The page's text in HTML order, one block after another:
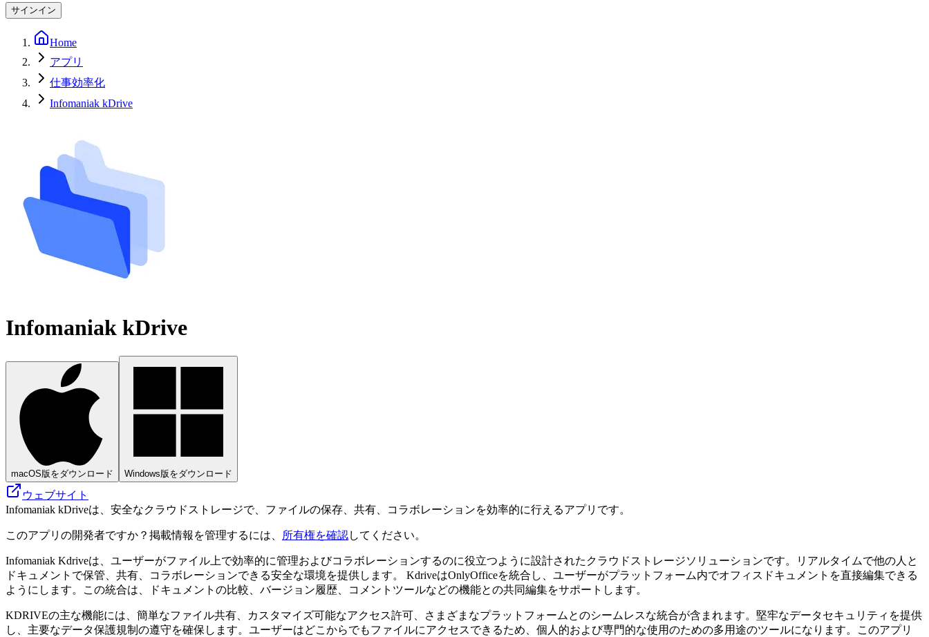
サインイン
Home
アプリ
仕事効率化
Infomaniak kDrive
Infomaniak kDrive
macOS版をダウンロード Windows版をダウンロード
ウェブサイト
Infomaniak kDriveは、安全なクラウドストレージで、ファイルの保存、共有、コラボレーションを効率的に行えるアプリです。
このアプリの開発者ですか？掲載情報を管理するには、 所有権を確認してください。
Infomaniak Kdriveは、ユーザーがファイル上で効率的に管理およびコラボレーションするのに役立つように設計されたクラウドストレージソリューションです。リアルタイムで他の人と
ドキュメントで保管、共有、コラボレーションできる安全な環境を提供します。 KdriveはOnlyOfficeを統合し、ユーザーがプラットフォーム内でオフィスドキュメントを直接編集できる
ようにします。この統合は、ドキュメントの比較、バージョン履歴、コメントツールなどの機能との共同編集をサポートします。
KDRIVEの主な機能には、簡単なファイル共有、カスタマイズ可能なアクセス許可、さまざまなプラットフォームとのシームレスな統合が含まれます。堅牢なデータセキュリティを提供
し、主要なデータ保護規制の遵守を確保します。ユーザーはどこからでもファイルにアクセスできるため、個人的および専門的な使用のための多用途のツールになります。このアプリ